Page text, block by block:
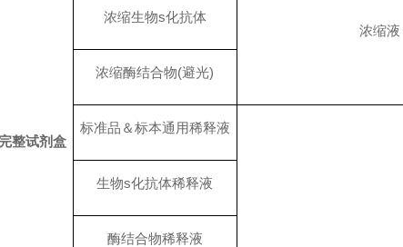
整试剂盒
浓缩生物s化抗体
浓缩液
浓缩酶结合物(避光)
标准品＆标本通用稀释液
生物s化抗体稀释液
酶结合物稀释液